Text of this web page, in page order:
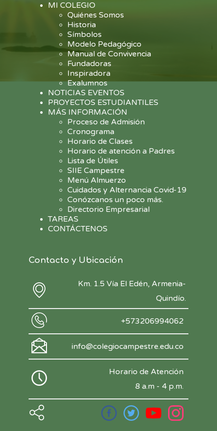
MI COLEGIO
Quiénes Somos
Historia
Símbolos
Modelo Pedagógico
Manual de Convivencia
Fundadoras
Inspiradora
Exalumnos
NOTICIAS EVENTOS
PROYECTOS ESTUDIANTILES
MÁS INFORMACIÓN
Proceso de Admisión
Cronograma
Horario de Clases
Horario de atención a Padres
Lista de Útiles
SIIE Campestre
Menú Almuerzo
Cuidados y Alternancia Covid-19
Conózcanos un poco más.
Directorio Empresarial
TAREAS
CONTÁCTENOS
Contacto y Ubicación
Km. 1.5 Vía El Edén, Armenia-
Quindío.
+573206994062
info@colegiocampestre.edu.co
Horario de Atención
8 a.m - 4 p.m.